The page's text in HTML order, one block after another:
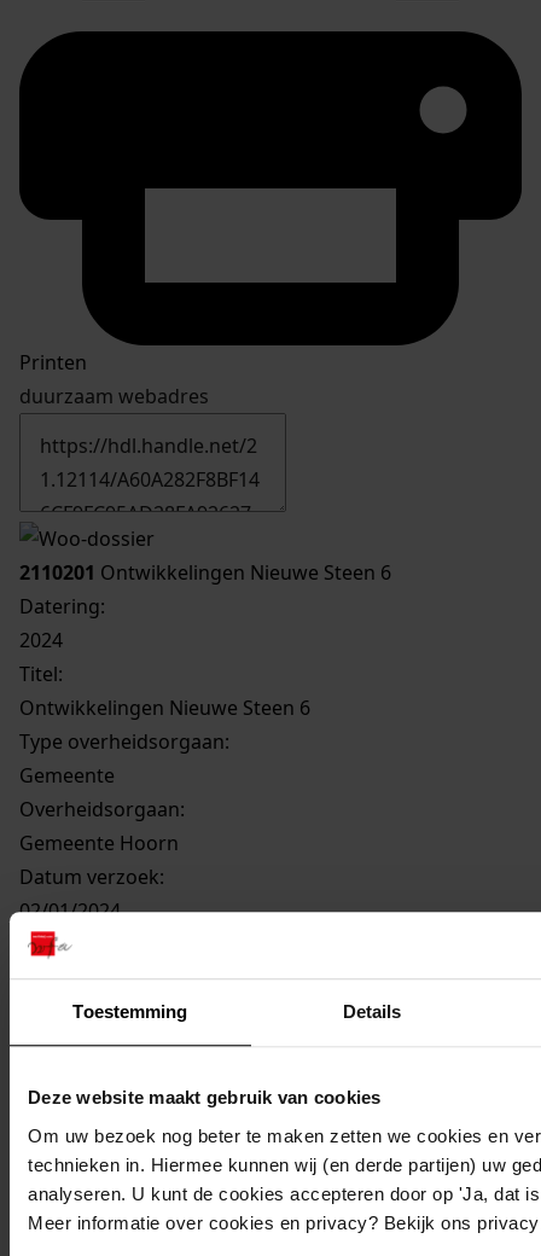
Toestemming Details
Deze website maakt gebruik van cookies
Om uw bezoek nog beter te maken zetten we cookies en
technieken in. Hiermee kunnen wij (en derde partijen) uw
analyseren. U kunt de cookies accepteren door op 'Ja, dat
Meer informatie over cookies en privacy? Bekijk ons
Printen
duurzaam webadres
2110201 Ontwikkelingen Nieuwe Steen 6
Datering:
2024
Titel:
Ontwikkelingen Nieuwe Steen 6
Type overheidsorgaan:
Gemeente
Overheidsorgaan:
Gemeente Hoorn
Datum verzoek:
02/01/2024
Woo-categorie:
Woo-verzoeken
Datum besluit:
13/02/2024
NB:
De volledige aanvraag omgevingsvergunning Nieuwe
Steen 6, bouwen 4 woongebouwen met 81